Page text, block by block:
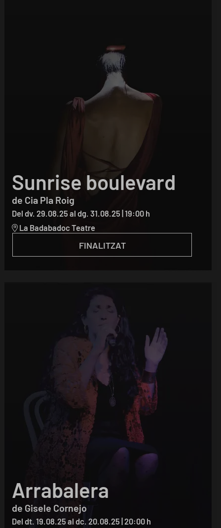
FINALITZAT
Sunrise boulevard
de Cia Pla Roig
Del dv. 29.08.25al dg. 31.08.25|19:00 h
La Badabadoc Teatre
Arrabalera
de Gisele Cornejo
Del dt. 19.08.25al dc. 20.08.25|20:00 h